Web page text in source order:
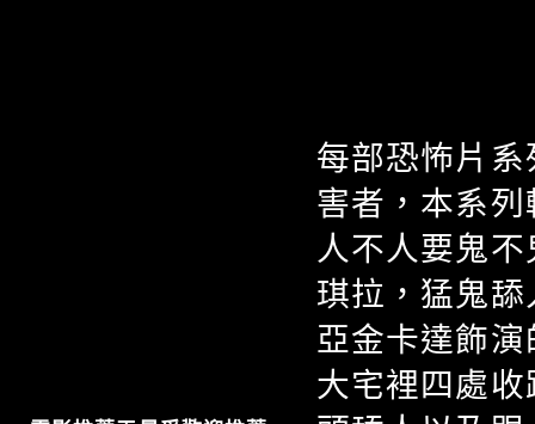
每部恐怖片
害者，本系
人不人要鬼
琪拉，猛鬼
亞金卡達飾
大宅裡四處